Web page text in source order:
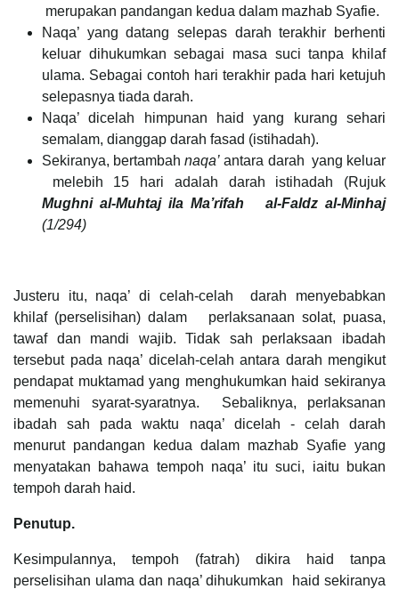
merupakan pandangan kedua dalam mazhab Syafie.
Naqa’ yang datang selepas darah terakhir berhenti
keluar dihukumkan sebagai masa suci tanpa khilaf
ulama. Sebagai contoh hari terakhir pada hari ketujuh
selepasnya tiada darah.
Naqa’ dicelah himpunan haid yang kurang sehari
semalam, dianggap darah fasad (istihadah).
Sekiranya, bertambahnaqa’ antara darah yang keluar
melebih 15 hari adalah darah istihadah (Rujuk
Mughni al-Muhtaj ila Ma’rifah
al-Faldz al-Minhaj
(1/294)
Justeru itu, naqa’ di celah-celah darah menyebabkan
khilaf (perselisihan) dalam perlaksanaan solat, puasa,
tawaf dan mandi wajib. Tidak sah perlaksaan ibadah
tersebut pada naqa’ dicelah-celah antara darah mengikut
pendapat muktamad yang menghukumkan haid sekiranya
memenuhi syarat-syaratnya. Sebaliknya, perlaksanan
ibadah sah pada waktu naqa’ dicelah - celah darah
menurut pandangan kedua dalam mazhab Syafie yang
menyatakan bahawa tempoh naqa’ itu suci, iaitu bukan
tempoh darah haid.
Penutup.
Kesimpulannya, tempoh (fatrah) dikira haid tanpa
perselisihan ulama dan naqa’ dihukumkan haid sekiranya